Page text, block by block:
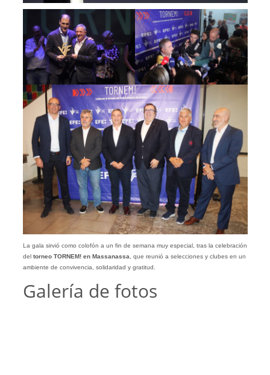
La gala sirvió como colofón a un fin de semana muy especial, tras la celebración
del torneo TORNEM! en Massanassa, que reunió a selecciones y clubes en un
ambiente de convivencia, solidaridad y gratitud.
Galería de fotos